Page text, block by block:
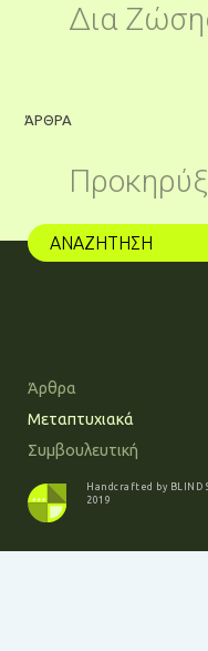
Δια
ΆΡΘΡΑ
ΑΝΑΖΗΤΗΣΗ
Άρθρα
Μεταπτυχιακά
Συμβουλευτική
Handcrafted by BLIND
2019